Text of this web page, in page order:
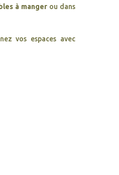
à manger ou dans
vos espaces avec